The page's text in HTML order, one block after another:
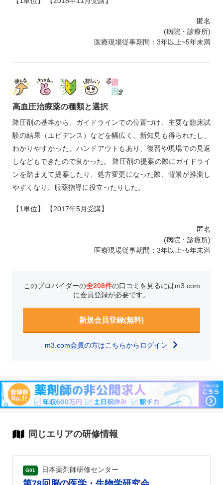
匿名
(病院・診療所)
医療現場従事期間：3年以上~5年未満
高血圧治療薬の種類と選択
降圧剤の基本から、ガイドラインでの位置づけ、主要な臨床試
験の結果（エビデンス）などを幅広く、新知見も得られたし、
わかりやすかった。ハンドアウトもあり、復習や現場での見返
しなどもできたので良かった。 降圧剤の提案の際にガイドライ
ンを踏まえて提案したり、処方変更になった際、背景が推測し
やすくなり、服薬指導に役立ったりした。
【1単位】 【2017年5月受講】
匿名
(病院・診療所)
医療現場従事期間：3年以上~5年未満
このプロバイダーの全208件の口コミを見るにはm3.com
に会員登録が必要です。
新規会員登録(無料)
m3.com会員の方はこちらからログイン
同じエリアの研修情報
G01 日本薬剤師研修センター